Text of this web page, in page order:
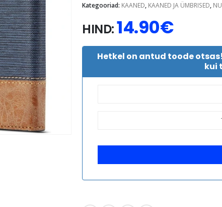
Kategooriad: KAANED, KAANED JA ÜMBRISED,
HIND:14.90€
Hetkel on antud toode
kui